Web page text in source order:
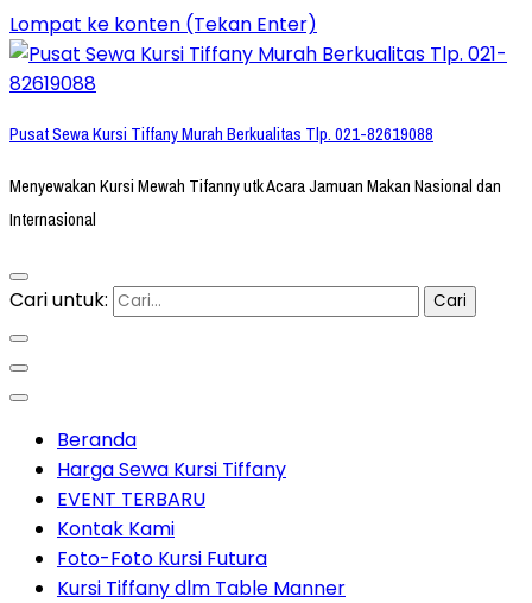
Lompat ke konten (Tekan Enter)
Pusat Sewa Kursi Tiffany Murah Berkualitas Tlp. 021-82619088
Menyewakan Kursi Mewah Tifanny utk Acara Jamuan Makan Nasional dan
Internasional
Cari untuk:
Beranda
Harga Sewa Kursi Tiffany
EVENT TERBARU
Kontak Kami
Foto-Foto Kursi Futura
Kursi Tiffany dlm Table Manner